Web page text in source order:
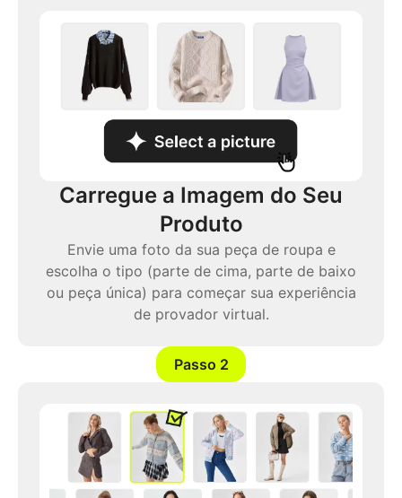
Carregue a Imagem do Seu
Produto
Envie uma foto da sua peça de roupa e
escolha o tipo (parte de cima, parte de baixo
ou peça única) para começar sua experiência
de provador virtual.
Passo 2